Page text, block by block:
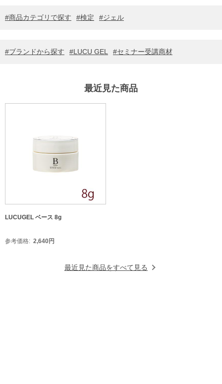
商品カテゴリで探す 検定 ジェル
ブランドから探す LUCU GEL セミナー受講商材
最近見た商品
LUCUGEL ベース 8g
参考価格 2,640円
最近見た商品をすべて見る